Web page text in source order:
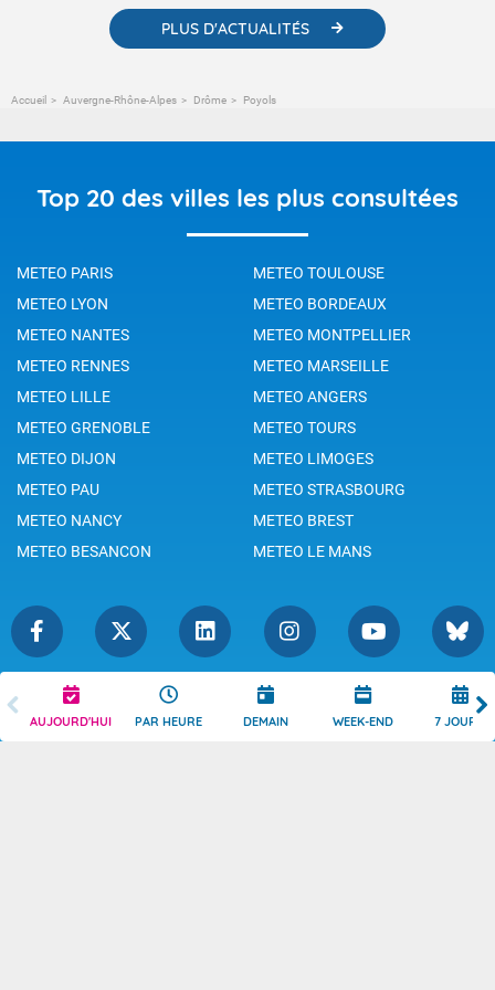
AUJOURD'HUI PAR HEURE DEMAIN WEEK-END 7 JOURS
PLUS D'ACTUALITÉS
Accueil Auvergne-Rhône-Alpes Drôme Poyols
Top 20 des villes les plus consultées
METEO PARIS
METEO TOULOUSE
METEO LYON
METEO BORDEAUX
METEO NANTES
METEO MONTPELLIER
METEO RENNES
METEO MARSEILLE
METEO LILLE
METEO ANGERS
METEO GRENOBLE
METEO TOURS
METEO DIJON
METEO LIMOGES
METEO PAU
METEO STRASBOURG
METEO NANCY
METEO BREST
METEO BESANCON
METEO LE MANS